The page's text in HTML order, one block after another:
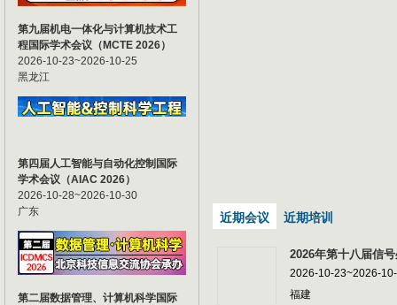
第九届机电一体化与计算机技术工
程国际学术会议（MCTE 2026）
2026-10-23~2026-10-25
黑龙江
第四届人工智能与自动化控制国际
学术会议（AIAC 2026）
2026-10-28~2026-10-30
广东
第二届数据管理、计算机科学国际
近期会议 近期培训
2026年第十八届信
2026-10-23~2026-
福建